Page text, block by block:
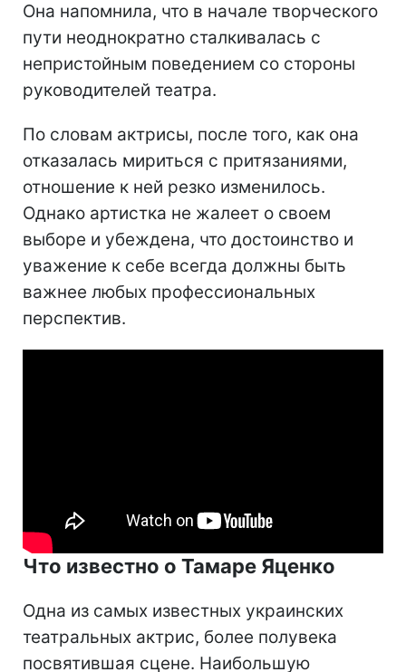
Она напомнила, что в начале творческого
пути неоднократно сталкивалась с
непристойным поведением со стороны
руководителей театра.
По словам актрисы, после того, как она
отказалась мириться с притязаниями,
отношение к ней резко изменилось.
Однако артистка не жалеет о своем
выборе и убеждена, что достоинство и
уважение к себе всегда должны быть
важнее любых профессиональных
перспектив.
Что известно о Тамаре Яценко
Одна из самых известных украинских
театральных актрис, более полувека
посвятившая сцене. Наибольшую